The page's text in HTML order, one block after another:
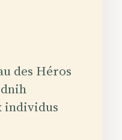
des Héros
individus